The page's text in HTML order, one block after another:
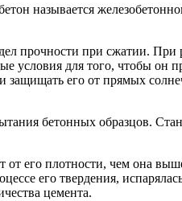
называется
прочности при сжатии.
условия для того, чтобы он
защищать его от прямых
бетонных образцов.
от его плотности, чем она
его твердения,
цемента.